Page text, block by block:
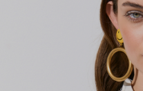
«Улицы Сезам» до The Sims. Украшения бренда –
гипертрофированно
нарисованные: с
расплавленными сердцами.